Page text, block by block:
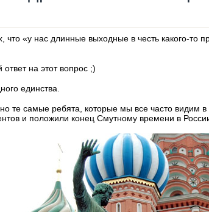
что «у нас длинные выходные в честь какого-
на этот вопрос ;)
единства.
те самые ребята, которые мы все часто
и положили конец Смутному времени в